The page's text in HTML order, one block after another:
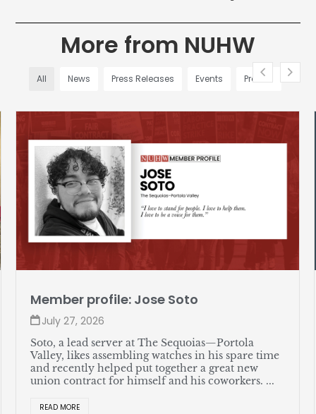
More from NUHW
All News Press Releases Events Profiles
Member profile: Jose Soto
July 27, 2026
Soto, a lead server at The Sequoias—Portola
Valley, likes assembling watches in his spare time
and recently helped put together a great new
union contract for himself and his coworkers. ...
READ MORE